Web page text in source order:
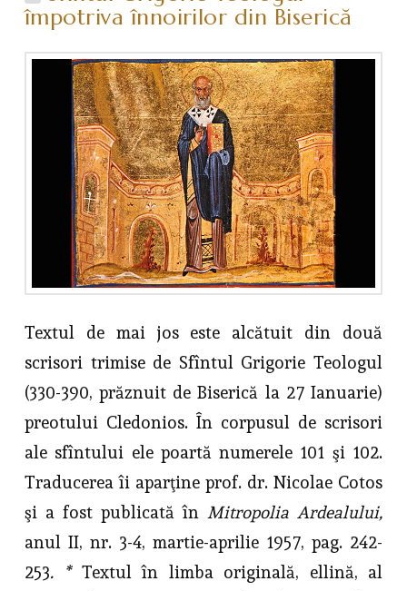
împotriva înnoirilor din Biserică
Textul de mai jos este alcătuit din două
scrisori trimise de Sfîntul Grigorie Teologul
(330-390, prăznuit de Biserică la 27 Ianuarie)
preotului Cledonios. În corpusul de scrisori
ale sfîntului ele poartă numerele 101 şi 102.
Traducerea îi aparţine prof. dr. Nicolae Cotos
şi a fost publicată în Mitropolia Ardealului,
anul II, nr. 3-4, martie-aprilie 1957, pag. 242-
253. * Textul în limba originală, ellină, al